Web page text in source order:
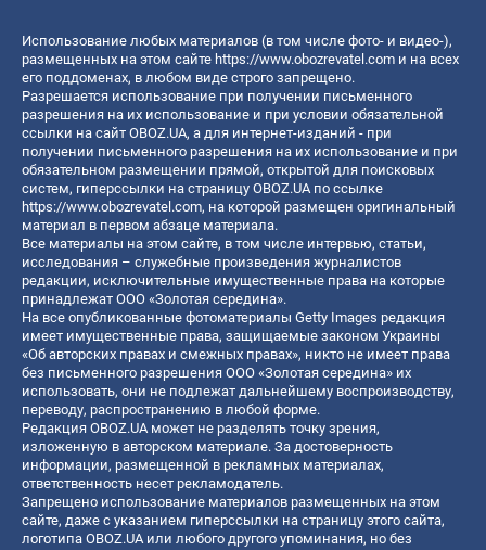
Использование любых материалов (в том числе фото- и видео-),
размещенных на этом сайте https://www.obozrevatel.com и на всех
его поддоменах, в любом виде строго запрещено.
Разрешается использование при получении письменного
разрешения на их использование и при условии обязательной
ссылки на сайт OBOZ.UA, а для интернет-изданий - при
получении письменного разрешения на их использование и при
обязательном размещении прямой, открытой для поисковых
систем, гиперссылки на страницу OBOZ.UA по ссылке
https://www.obozrevatel.com, на которой размещен оригинальный
материал в первом абзаце материала.
Все материалы на этом сайте, в том числе интервью, статьи,
исследования – служебные произведения журналистов
редакции, исключительные имущественные права на которые
принадлежат ООО «Золотая середина».
На все опубликованные фотоматериалы Getty Images редакция
имеет имущественные права, защищаемые законом Украины
«Об авторских правах и смежных правах», никто не имеет права
без письменного разрешения ООО «Золотая середина» их
использовать, они не подлежат дальнейшему воспроизводству,
переводу, распространению в любой форме.
Редакция OBOZ.UA может не разделять точку зрения,
изложенную в авторском материале. За достоверность
информации, размещенной в рекламных материалах,
ответственность несет рекламодатель.
Запрещено использование материалов размещенных на этом
сайте, даже с указанием гиперссылки на страницу этого сайта,
логотипа OBOZ.UA или любого другого упоминания, но без